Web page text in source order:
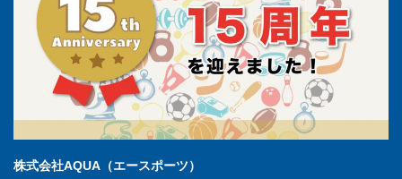
株式会社AQUA（エースポーツ）